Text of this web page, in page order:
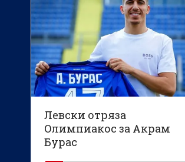
Левски отряза
Олимпиакос за Акрам
Бурас